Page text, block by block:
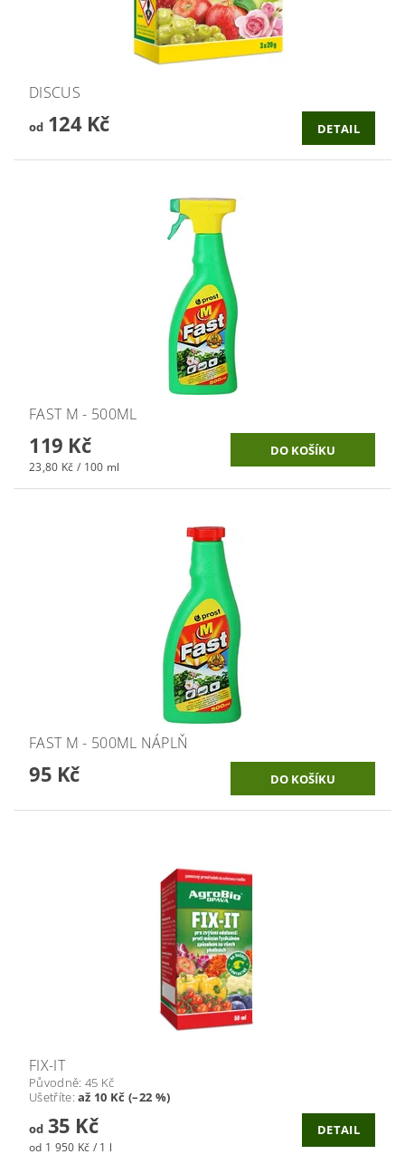
DISCUS
od124 Kč DETAIL
FAST M - 500ML
119 Kč
23,80 Kč / 100 ml
FAST M - 500ML NÁPLŇ
95 Kč
FIX-IT
Původně: 45 Kč
Ušetříte:až 10 Kč (–22 %)
od35 Kč
od 1 950 Kč / 1 l
DETAIL